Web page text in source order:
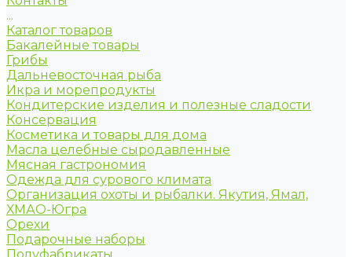
...
Каталог товаров
Бакалейные товары
Грибы
Дальневосточная рыба
Икра и морепродукты
Кондитерские изделия и полезные сладости
Консервация
Косметика и товары для дома
Масла целебные сыродавленные
Мясная гастрономия
Одежда для сурового климата
Организация охоты и рыбалки. Якутия, Ямал,
ХМАО-Югра
Орехи
Подарочные наборы